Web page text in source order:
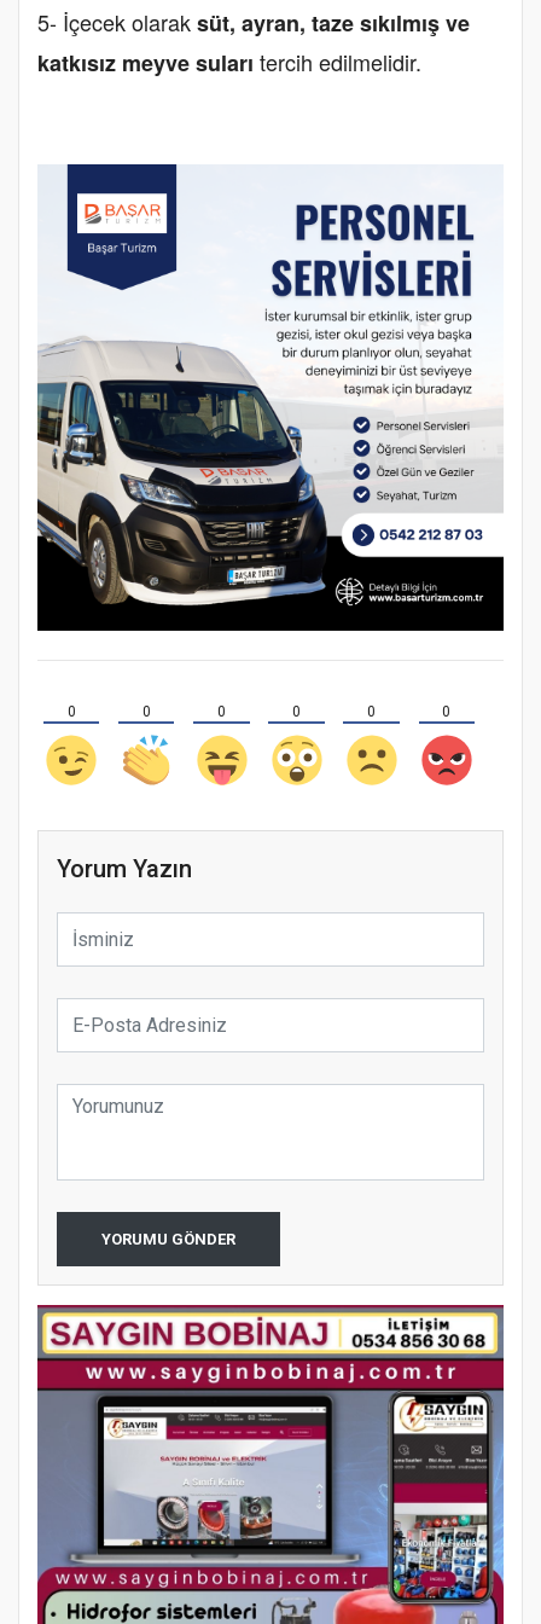
5- İçecek olaraksüt, ayran, taze sıkılmış ve
katkısız meyve suları tercih edilmelidir.
0 0 0 0 0 0
Yorum Yazın
YORUMU GÖNDER